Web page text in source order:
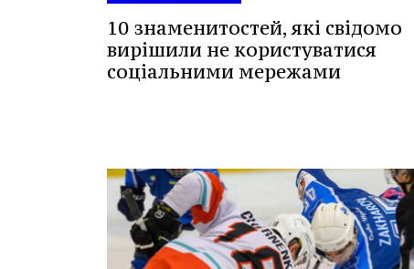
10 знаменитостей, які свідомо
вирішили не користуватися
соціальними мережами